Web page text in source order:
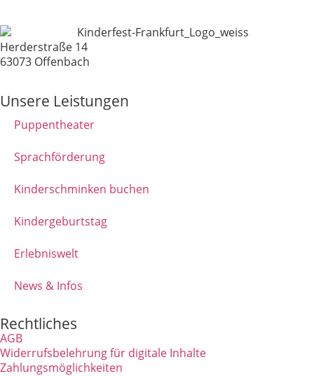
Herderstraße 14
63073 Offenbach
Unsere Leistungen
Puppentheater
Sprachförderung
Kinderschminken buchen
Kindergeburtstag
Erlebniswelt
News & Infos
Rechtliches
AGB
Widerrufsbelehrung für digitale Inhalte
Zahlungsmöglichkeiten